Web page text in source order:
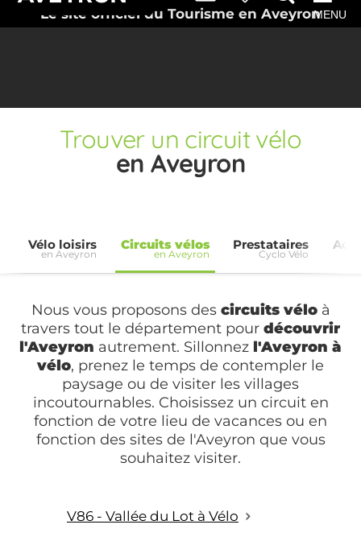
Le site officiel du Tourisme en AveyronMENU
Trouver un circuit vélo
en Aveyron
Vélo loisirs
en Aveyron
Circuits vélos
en Aveyron
Prestataires
Cyclo Vélo
Nous vous proposons des circuits véloà
travers tout le département pour découvrir
l'Aveyron autrement. Sillonnez l'Aveyron à
vélo, prenez le temps de contempler le
paysage ou de visiter les villages
incoutournables. Choisissez un circuit en
fonction de votre lieu de vacances ou en
fonction des sites de l'Aveyron que vous
souhaitez visiter.
V86 - Vallée du Lot à Vélo